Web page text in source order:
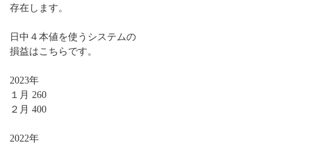
存在します。
日中４本値を使うシステムの
損益はこちらです。
2023年
１月 260
２月 400
2022年